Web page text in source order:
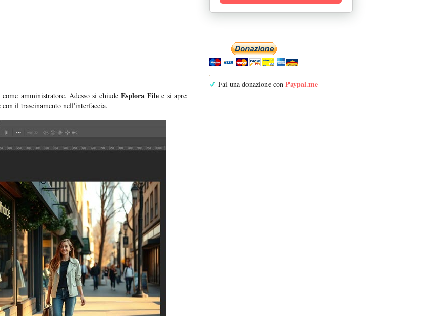
amministratore. Adesso si chiude Esplora Filee si apre
con il trascinamento nell'interfaccia.
Fai una donazione con Paypal.me